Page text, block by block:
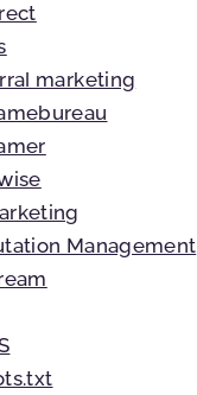
marketing
Management